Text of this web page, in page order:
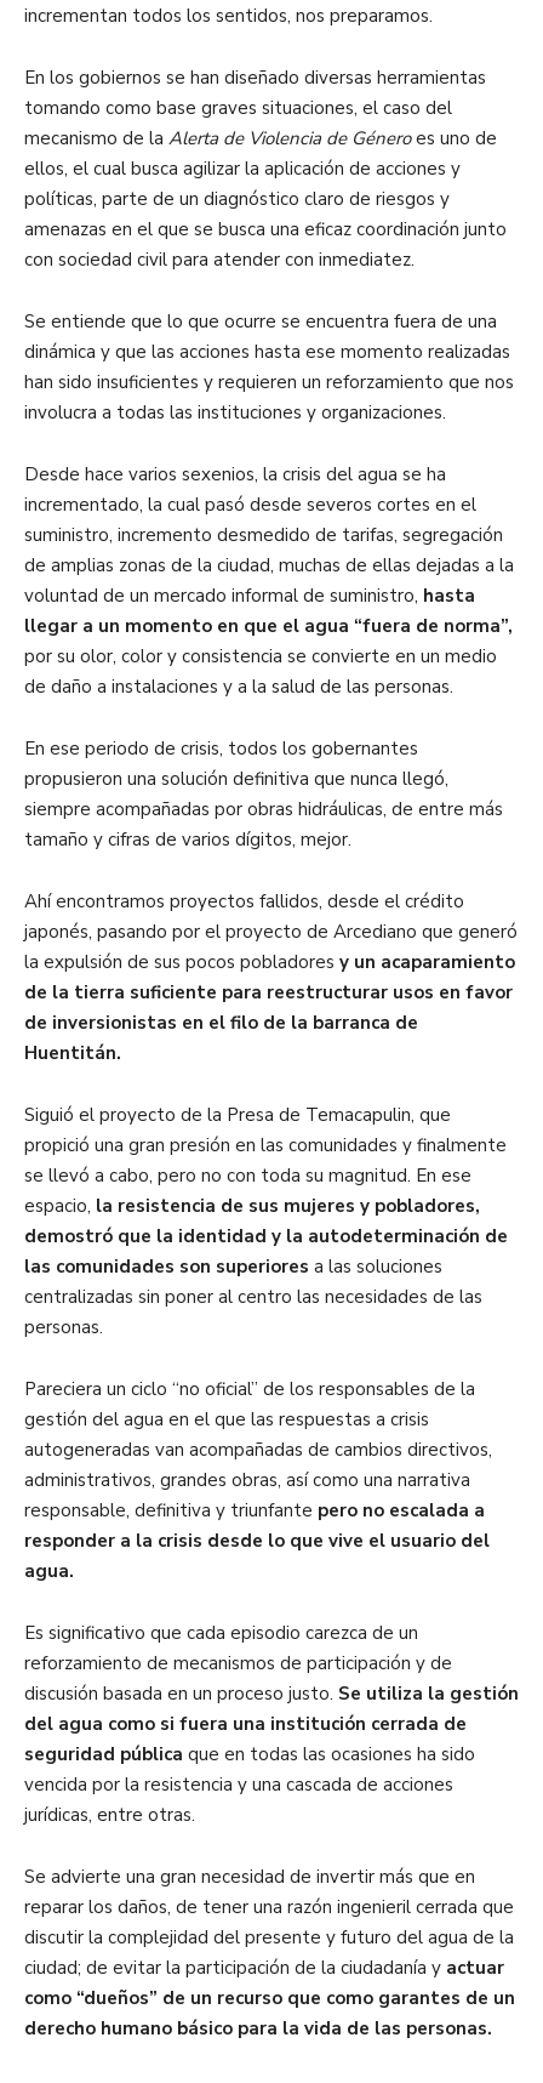
incrementan todos los sentidos, nos preparamos.
En los gobiernos se han diseñado diversas herramientas
tomando como base graves situaciones, el caso del
mecanismo de la Alerta de Violencia de Géneroes uno de
ellos, el cual busca agilizar la aplicación de acciones y
políticas, parte de un diagnóstico claro de riesgos y
amenazas en el que se busca una eficaz coordinación junto
con sociedad civil para atender con inmediatez.
Se entiende que lo que ocurre se encuentra fuera de una
dinámica y que las acciones hasta ese momento realizadas
han sido insuficientes y requieren un reforzamiento que nos
involucra a todas las instituciones y organizaciones.
Desde hace varios sexenios, la crisis del agua se ha
incrementado, la cual pasó desde severos cortes en el
suministro, incremento desmedido de tarifas, segregación
de amplias zonas de la ciudad, muchas de ellas dejadas a la
voluntad de un mercado informal de suministro, hasta
llegar a un momento en que el agua “fuera de norma”,
por su olor, color y consistencia se convierte en un medio
de daño a instalaciones y a la salud de las personas.
En ese periodo de crisis, todos los gobernantes
propusieron una solución definitiva que nunca llegó,
siempre acompañadas por obras hidráulicas, de entre más
tamaño y cifras de varios dígitos, mejor.
Ahí encontramos proyectos fallidos, desde el crédito
japonés, pasando por el proyecto de Arcediano que generó
la expulsión de sus pocos pobladores y un acaparamiento
de la tierra suficiente para reestructurar usos en favor
de inversionistas en el filo de la barranca de
Huentitán.
Siguió el proyecto de la Presa de Temacapulin, que
propició una gran presión en las comunidades y finalmente
se llevó a cabo, pero no con toda su magnitud. En ese
espacio, la resistencia de sus mujeres y pobladores,
demostró que la identidad y la autodeterminación de
las comunidades son superiores a las soluciones
centralizadas sin poner al centro las necesidades de las
personas.
Pareciera un ciclo “no oficial” de los responsables de la
gestión del agua en el que las respuestas a crisis
autogeneradas van acompañadas de cambios directivos,
administrativos, grandes obras, así como una narrativa
responsable, definitiva y triunfante pero no escalada a
responder a la crisis desde lo que vive el usuario del
agua.
Es significativo que cada episodio carezca de un
reforzamiento de mecanismos de participación y de
discusión basada en un proceso justo. Se utiliza la gestión
del agua como si fuera una institución cerrada de
seguridad pública que en todas las ocasiones ha sido
vencida por la resistencia y una cascada de acciones
jurídicas, entre otras.
Se advierte una gran necesidad de invertir más que en
reparar los daños, de tener una razón ingenieril cerrada que
discutir la complejidad del presente y futuro del agua de la
ciudad; de evitar la participación de la ciudadanía y actuar
como “dueños” de un recurso que como garantes de un
derecho humano básico para la vida de las personas.